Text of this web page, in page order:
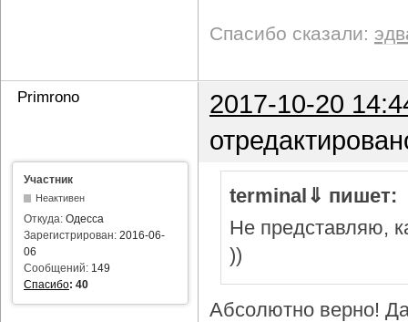
Спасибо сказали:
Primrono
2017-10-20
Участник
Неактивен
Откуда: Одесса
Зарегистрирован: 2016-06-
06
Сообщений: 149
Спасибо: 40
terminal⇓ пишет:
Не представляю,
))
Абсолютно верно!